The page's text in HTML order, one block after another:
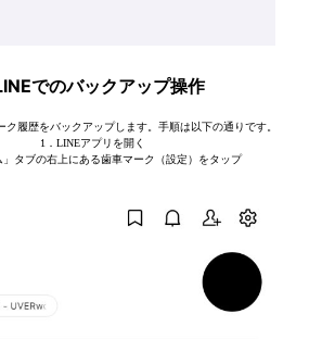
でのバックアップ操作
ク履歴をバックアップします。手順は以下の通りです。
1．LINEアプリを開く
」タブの右上にある歯車マーク（設定）をタップ